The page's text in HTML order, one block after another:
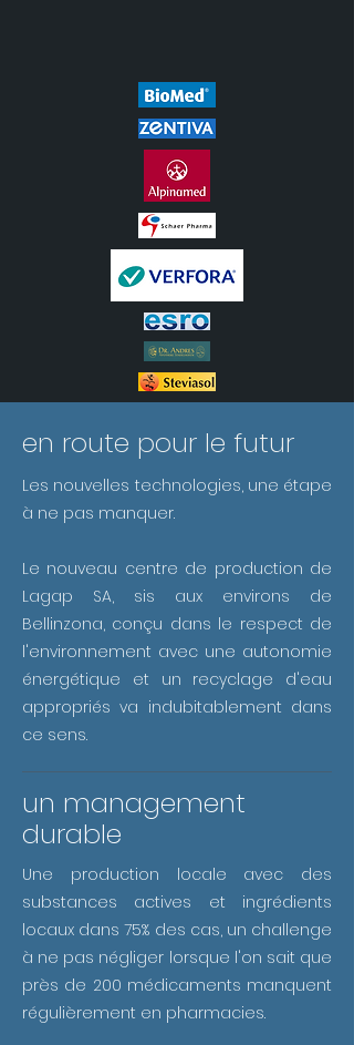
en route pour le futur
Les nouvelles technologies, une étape
à ne pas manquer.
Le nouveau centre de production de
Lagap SA, sis aux environs de
Bellinzona, conçu dans le respect de
l'environnement avec une autonomie
énergétique et un recyclage d'eau
appropriés va indubitablement dans
ce sens.
un management
durable
Une production locale avec des
substances actives et ingrédients
locaux dans 75% des cas, un challenge
à ne pas négliger lorsque l'on sait que
près de 200 médicaments manquent
régulièrement en pharmacies.